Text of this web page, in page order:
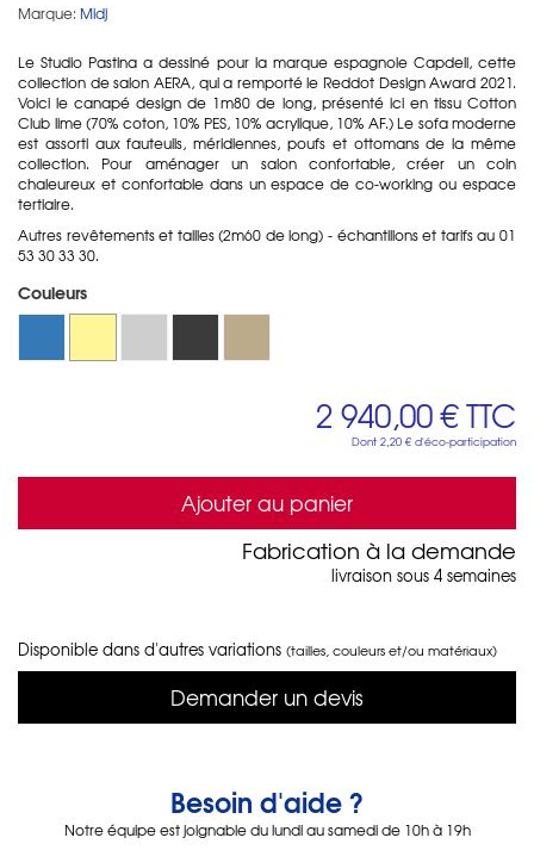
Marque: Midj
Le Studio Pastina a dessiné pour la marque espagnole Capdell, cette
collection de salon AERA, qui a remporté le Reddot Design Award 2021.
Voici le canapé design de 1m80 de long, présenté ici en tissu Cotton
Club lime (70% coton, 10% PES, 10% acrylique, 10% AF.) Le sofa moderne
est assorti aux fauteuils, méridiennes, poufs et ottomans de la même
collection. Pour aménager un salon confortable, créer un coin
chaleureux et confortable dans un espace de co-working ou espace
tertiaire.
Autres revêtements et tailles (2m60 de long) - échantillons et tarifs au 01
53 30 33 30.
Couleurs
2 940,00 €TTC
Dont 2,20 € d'éco-participation
Ajouter au panier
Fabrication à la demande
livraison sous 4 semaines
Disponible dans d'autres variations (tailles, couleurs et/ou matériaux)
Demander un devis
Besoin d'aide ?
Notre équipe est joignable du lundi au samedi de 10h à 19h